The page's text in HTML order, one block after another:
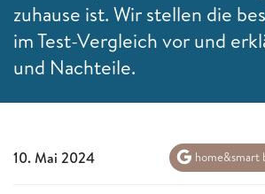
zuhause ist. Wir stellen die
im Test-Vergleich vor und
und Nachteile.
10. Mai 2024 home&smart